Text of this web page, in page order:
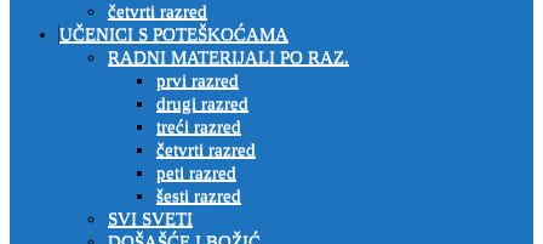
četvrti razred
UČENICI S POTEŠKOĆAMA
RADNI MATERIJALI PO RAZ.
prvi razred
drugi razred
treći razred
četvrti razred
peti razred
šesti razred
SVI SVETI